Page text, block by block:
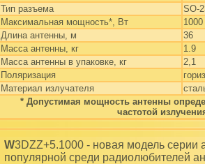
Тип разъема
SO-
Максимальная мощность*, Вт
Длина антенны, м
36
Масса антенны, кг
1.9
Масса антенны в упаковке, кг
2,1
Поляризация
Материал излучателя
* Допустимая мощность антенны
частотой
W3DZZ+5.1000 - новая модель серии антенн центрального питания, аналог ставшей
популярной среди радиолюбителей